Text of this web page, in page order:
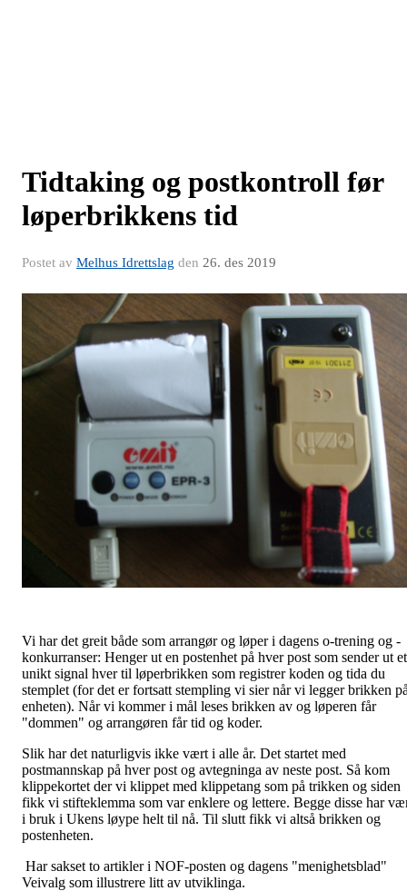
Tidtaking og postkontroll før
løperbrikkens tid
Postet av Melhus Idrettslag den 26. des 2019
Vi har det greit både som arrangør og løper i dagens o-trening og -
konkurranser: Henger ut en postenhet på hver post som sender ut
unikt signal hver til løperbrikken som registrer koden og tida du
stemplet (for det er fortsatt stempling vi sier når vi legger brikken
enheten). Når vi kommer i mål leses brikken av og løperen får
"dommen" og arrangøren får tid og koder.
Slik har det naturligvis ikke vært i alle år. Det startet med
postmannskap på hver post og avtegninga av neste post. Så kom
klippekortet der vi klippet med klippetang som på trikken og siden
fikk vi stifteklemma som var enklere og lettere. Begge disse har
i bruk i Ukens løype helt til nå. Til slutt fikk vi altså brikken og
postenheten.
Har sakset to artikler i NOF-posten og dagens "menighetsblad"
Veivalg som illustrere litt av utviklinga.